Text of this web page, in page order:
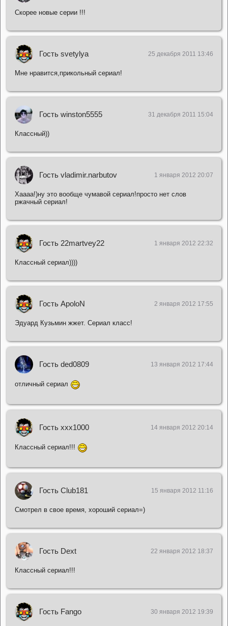
Скорее новые серии !!!
Гость svetylya 25 декабря 2011 13:46
Мне нравится,прикольный сериал!
Гость winston5555 31 декабря 2011 15:04
Классный))
Гость vladimir.narbutov 1 января 2012 20:07
Хаааа!)ну это вообще чумавой сериал!просто нет слов
ржачный сериал!
Гость 22martvey22 1 января 2012 22:32
Классный сериал))))
Гость ApoloN 2 января 2012 17:55
Эдуард Кузьмин жжет. Сериал класс!
Гость ded0809 13 января 2012 17:44
отличный сериал
Гость xxx1000 14 января 2012 20:14
Классный сериал!!!
Гость Club181 15 января 2012 11:16
Смотрел в свое время, хороший сериал=)
Гость Dext 22 января 2012 18:37
Классный сериал!!!
Гость Fango 30 января 2012 19:39